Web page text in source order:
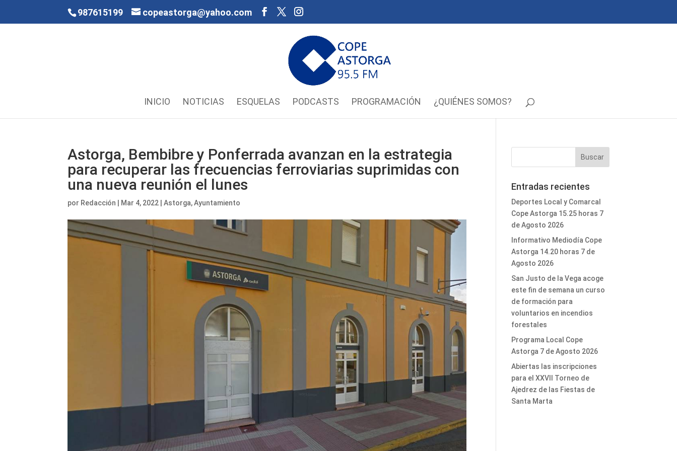
987615199 copeastorga@yahoo.com
INICIO NOTICIAS ESQUELAS PODCASTS PROGRAMACIÓN ¿QUIÉNES SOMOS?
Astorga, Bembibre y Ponferrada avanzan en la estrategia
para recuperar las frecuencias ferroviarias suprimidas con
una nueva reunión el lunes
por Redacción Mar 4, 2022 |Astorga,Ayuntamiento
Entradas recientes
Deportes Local y Comarcal
Cope Astorga 15.25 horas 7
de Agosto 2026
Informativo Mediodía Cope
Astorga 14.20 horas 7 de
Agosto 2026
San Justo de la Vega acoge
este fin de semana un curso
de formación para
voluntarios en incendios
forestales
Programa Local Cope
Astorga 7 de Agosto 2026
Abiertas las inscripciones
para el XXVII Torneo de
Ajedrez de las Fiestas de
Santa Marta